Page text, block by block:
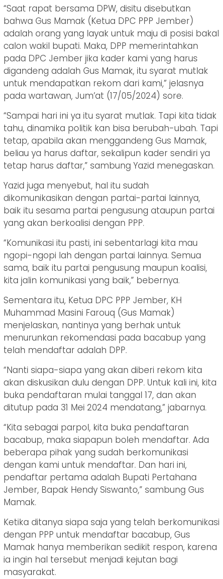
“Saat rapat bersama DPW, disitu disebutkan
bahwa Gus Mamak (Ketua DPC PPP Jember)
adalah orang yang layak untuk maju di posisi bakal
calon wakil bupati. Maka, DPP memerintahkan
pada DPC Jember jika kader kami yang harus
digandeng adalah Gus Mamak, itu syarat mutlak
untuk mendapatkan rekom dari kami,” jelasnya
pada wartawan, Jum’at (17/05/2024) sore.
“Sampai hari ini ya itu syarat mutlak. Tapi kita tidak
tahu, dinamika politik kan bisa berubah-ubah. Tapi
tetap, apabila akan menggandeng Gus Mamak,
beliau ya harus daftar, sekalipun kader sendiri ya
tetap harus daftar,” sambung Yazid menegaskan.
Yazid juga menyebut, hal itu sudah
dikomunikasikan dengan partai-partai lainnya,
baik itu sesama partai pengusung ataupun partai
yang akan berkoalisi dengan PPP.
“Komunikasi itu pasti, ini sebentarlagi kita mau
ngopi-ngopi lah dengan partai lainnya. Semua
sama, baik itu partai pengusung maupun koalisi,
kita jalin komunikasi yang baik,” bebernya.
Sementara itu, Ketua DPC PPP Jember, KH
Muhammad Masini Farouq (Gus Mamak)
menjelaskan, nantinya yang berhak untuk
menurunkan rekomendasi pada bacabup yang
telah mendaftar adalah DPP.
“Nanti siapa-siapa yang akan diberi rekom kita
akan diskusikan dulu dengan DPP. Untuk kali ini, kita
buka pendaftaran mulai tanggal 17, dan akan
ditutup pada 31 Mei 2024 mendatang,” jabarnya.
“Kita sebagai parpol, kita buka pendaftaran
bacabup, maka siapapun boleh mendaftar. Ada
beberapa pihak yang sudah berkomunikasi
dengan kami untuk mendaftar. Dan hari ini,
pendaftar pertama adalah Bupati Pertahana
Jember, Bapak Hendy Siswanto,” sambung Gus
Mamak.
Ketika ditanya siapa saja yang telah berkomunikasi
dengan PPP untuk mendaftar bacabup, Gus
Mamak hanya memberikan sedikit respon, karena
ia ingin hal tersebut menjadi kejutan bagi
masyarakat.